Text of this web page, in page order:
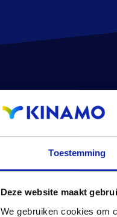
Toestemming
Deze website maakt
We gebruiken cookies om